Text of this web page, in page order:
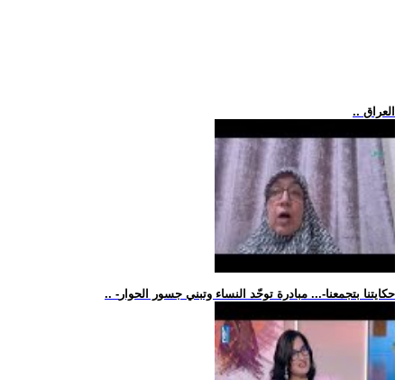
.. العراق
.. -حكايتنا بتجمعنا-... مبادرة توحّد النساء وتبني جسور الحوار